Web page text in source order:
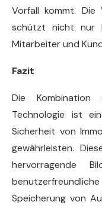
Vorfall kommt. Die
schützt nicht nur
Mitarbeiter und
Fazit
Die
Technologie ist
Sicherheit von
gewährleisten.
hervorragende
Speicherung von